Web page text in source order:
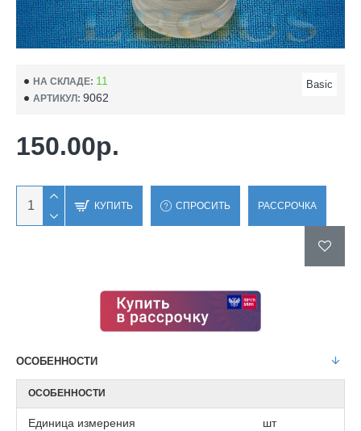
НА СКЛАДЕ: 11
АРТИКУЛ: 9062
Basic
150.00р.
КУПИТЬ СПРОСИТЬ РАССРОЧКА
ОСОБЕННОСТИ
ОСОБЕННОСТИ
Единица измерения шт